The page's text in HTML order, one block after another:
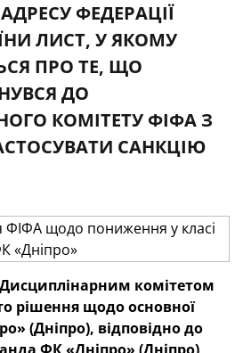
ФЕДЕРАЦІЇ
ЛИСТ, У ЯКОМУ
ПРО ТЕ, ЩО
ДО
КОМІТЕТУ ФІФА З
САНКЦІЮ
Дисциплінарним комітетом
рішення щодо основної
(Дніпро), відповідно до